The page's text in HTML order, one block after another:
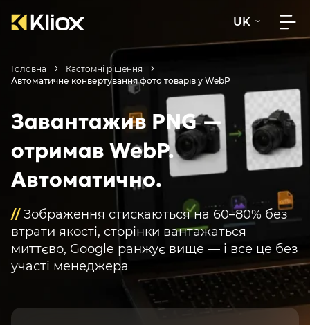
UK
Головна
Кастомні рішення
Автоматичне конвертування фото товарів у WebP
Завантажив PNG —
отримав WebP.
Автоматично.
//Зображення стискаються на 60–80% без
втрати якості, сторінки вантажаться
миттєво, Google ранжує вище — і все це без
участі менеджера